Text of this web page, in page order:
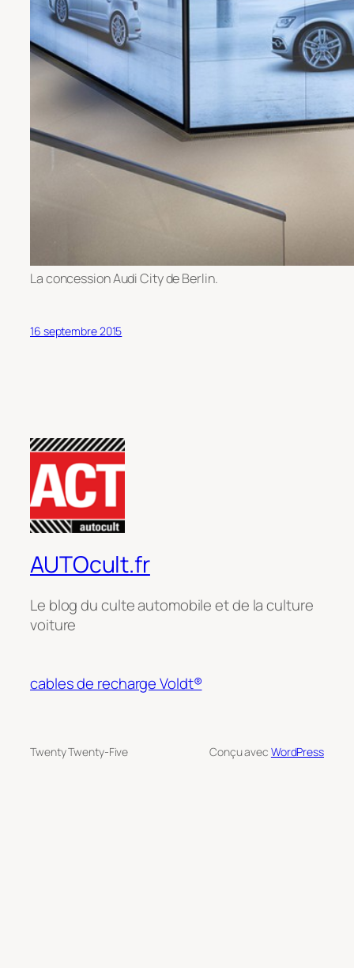
La concession Audi City de Berlin.
16 septembre 2015
AUTOcult.fr
Le blog du culte automobile et de la culture
voiture
cables de recharge Voldt®
Twenty Twenty-Five Conçu avec WordPress